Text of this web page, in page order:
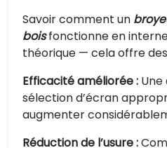
Savoir comment un
boisfonctionne en
théorique — cela offre
Efficacité améliorée :
sélection d’écran
augmenter
Réduction de l’usure :